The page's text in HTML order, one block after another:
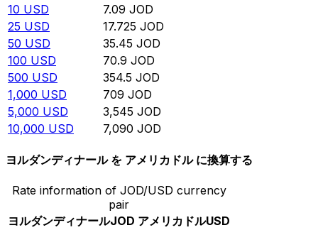
10 USD 7.09 JOD
25 USD 17.725 JOD
50 USD 35.45 JOD
100 USD 70.9 JOD
500 USD 354.5 JOD
1,000 USD 709 JOD
5,000 USD 3,545 JOD
10,000 USD 7,090 JOD
ヨルダンディナール を アメリカドル に換算する
Rate information of JOD/USD currency
pair
ヨルダンディナールJOD アメリカドルUSD